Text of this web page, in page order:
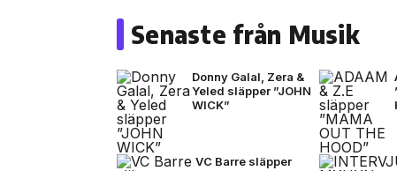
Senaste från Musik
Donny Galal, Zera &
Yeled släpper ”JOHN
WICK”
VC Barre släpper